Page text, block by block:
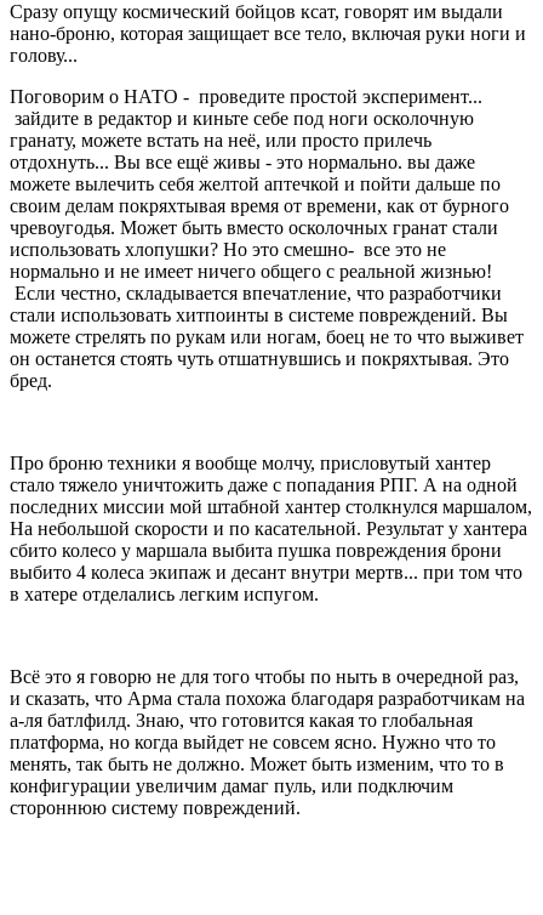
Сразу опущу космический бойцов ксат, говорят им выдали
нано-броню, которая защищает все тело, включая руки ноги и
голову...
Поговорим о НАТО - проведите простой эксперимент...
зайдите в редактор и киньте себе под ноги осколочную
гранату, можете встать на неё, или просто прилечь
отдохнуть... Вы все ещё живы - это нормально. вы даже
можете вылечить себя желтой аптечкой и пойти дальше по
своим делам покряхтывая время от времени, как от бурного
чревоугодья. Может быть вместо осколочных гранат стали
использовать хлопушки? Но это смешно- все это не
нормально и не имеет ничего общего с реальной жизнью!
Если честно, складывается впечатление, что разработчики
стали использовать хитпоинты в системе повреждений. Вы
можете стрелять по рукам или ногам, боец не то что выживет
он останется стоять чуть отшатнувшись и покряхтывая. Это
бред.
Про броню техники я вообще молчу, присловутый хантер
стало тяжело уничтожить даже с попадания РПГ. А на одной
последних миссии мой штабной хантер столкнулся маршалом,
На небольшой скорости и по касательной. Результат у хантера
сбито колесо у маршала выбита пушка повреждения брони
выбито 4 колеса экипаж и десант внутри мертв... при том что
в хатере отделались легким испугом.
Всё это я говорю не для того чтобы по ныть в очередной раз,
и сказать, что Арма стала похожа благодаря разработчикам на
а-ля батлфилд. Знаю, что готовится какая то глобальная
платформа, но когда выйдет не совсем ясно. Нужно что то
менять, так быть не должно. Может быть изменим, что то в
конфигурации увеличим дамаг пуль, или подключим
стороннюю систему повреждений.